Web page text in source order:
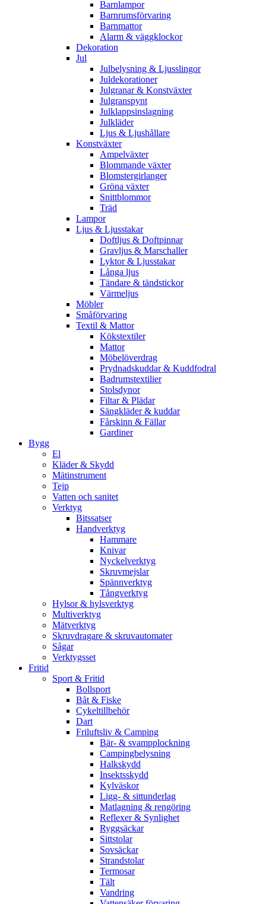
Barnlampor
Barnrumsförvaring
Barnmattor
Alarm & väggklockor
Dekoration
Jul
Julbelysning & Ljusslingor
Juldekorationer
Julgranar & Konstväxter
Julgranspynt
Julklappsinslagning
Julkläder
Ljus & Ljushållare
Konstväxter
Ampelväxter
Blommande växter
Blomstergirlanger
Gröna växter
Snittblommor
Träd
Lampor
Ljus & Ljusstakar
Doftljus & Doftpinnar
Gravljus & Marschaller
Lyktor & Ljusstakar
Långa ljus
Tändare & tändstickor
Värmeljus
Möbler
Småförvaring
Textil & Mattor
Kökstextiler
Mattor
Möbelöverdrag
Prydnadskuddar & Kuddfodral
Badrumstextilier
Stolsdynor
Filtar & Plädar
Sängkläder & kuddar
Fårskinn & Fällar
Gardiner
Bygg
El
Kläder & Skydd
Mätinstrument
Tejp
Vatten och sanitet
Verktyg
Bitssatser
Handverktyg
Hammare
Knivar
Nyckelverktyg
Skruvmejslar
Spännverktyg
Tångverktyg
Hylsor & hylsverktyg
Multiverktyg
Mätverktyg
Skruvdragare & skruvautomater
Sågar
Verktygsset
Fritid
Sport & Fritid
Bollsport
Båt & Fiske
Cykeltillbehör
Dart
Friluftsliv & Camping
Bär- & svampplockning
Campingbelysning
Halkskydd
Insektsskydd
Kylväskor
Ligg- & sittunderlag
Matlagning & rengöring
Reflexer & Synlighet
Ryggsäckar
Sittstolar
Sovsäckar
Strandstolar
Termosar
Tält
Vandring